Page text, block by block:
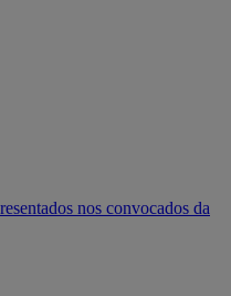
nos convocados da